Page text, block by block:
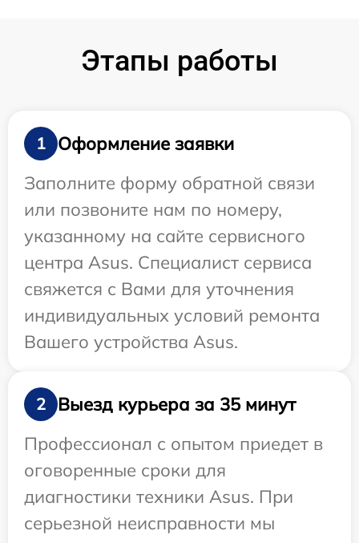
Этапы работы
1
Оформление заявки
Заполните форму обратной связи
или позвоните нам по номеру,
указанному на сайте сервисного
центра Asus. Специалист сервиса
свяжется с Вами для уточнения
индивидуальных условий ремонта
Вашего устройства Asus.
2
Выезд курьера за 35 минут
Профессионал с опытом приедет в
оговоренные сроки для
диагностики техники Asus. При
серьезной неисправности мы